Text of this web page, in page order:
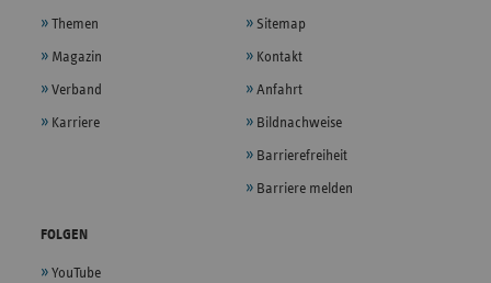
Themen
Magazin
Verband
Karriere
Sitemap
Kontakt
Anfahrt
Bildnachweise
Barrierefreiheit
Barriere melden
FOLGEN
YouTube